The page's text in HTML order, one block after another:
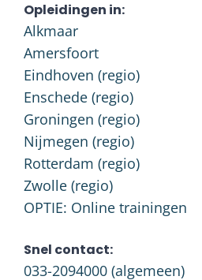
Opleidingen in:
Alkmaar
Amersfoort
Eindhoven (regio)
Enschede (regio)
Groningen (regio)
Nijmegen (regio)
Rotterdam (regio)
Zwolle (regio)
OPTIE: Online trainingen
Snel contact:
033-2094000 (algemeen)